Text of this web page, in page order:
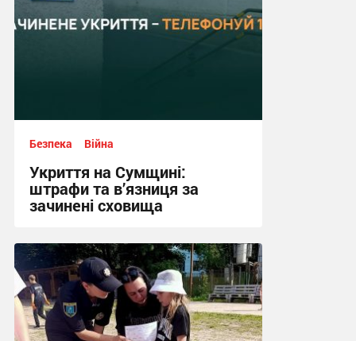
Безпека Війна
Укриття на Сумщині:
штрафи та в’язниця за
зачинені сховища
12:03, 13.07.2026